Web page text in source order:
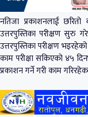
नतिजा प्रकाशनलाई
उत्तरपुस्तिका परीक्षण सुरु
उत्तरपुस्तिका परीक्षण
काम परीक्षा सकिएको ४५
प्रकाशन गर्ने गरी काम